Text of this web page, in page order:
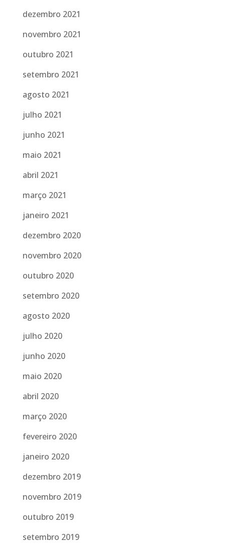
dezembro 2021
novembro 2021
outubro 2021
setembro 2021
agosto 2021
julho 2021
junho 2021
maio 2021
abril 2021
março 2021
janeiro 2021
dezembro 2020
novembro 2020
outubro 2020
setembro 2020
agosto 2020
julho 2020
junho 2020
maio 2020
abril 2020
março 2020
fevereiro 2020
janeiro 2020
dezembro 2019
novembro 2019
outubro 2019
setembro 2019